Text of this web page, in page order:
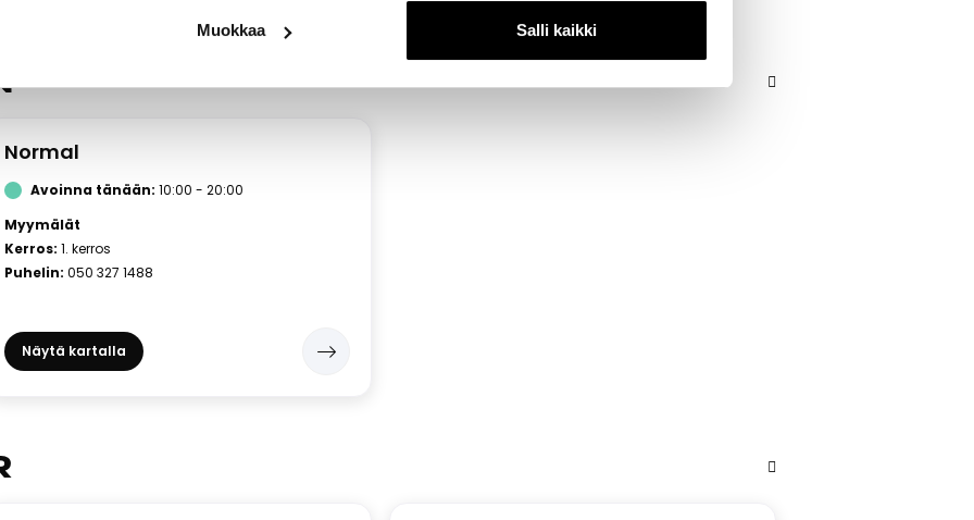
Muokkaa Salli kaikki
Normal
Avoinna tänään: 10:00 - 20:00
Myymälät
Kerros: 1. kerros
Puhelin: 050 327 1488
Näytä kartalla